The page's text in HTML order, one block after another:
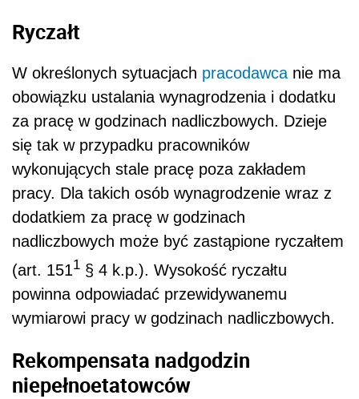
Ryczałt
W określonych sytuacjach pracodawca nie ma
obowiązku ustalania wynagrodzenia i dodatku
za pracę w godzinach nadliczbowych. Dzieje
się tak w przypadku pracowników
wykonujących stale pracę poza zakładem
pracy. Dla takich osób wynagrodzenie wraz z
dodatkiem za pracę w godzinach
nadliczbowych może być zastąpione ryczałtem
(art. 1511 § 4 k.p.). Wysokość ryczałtu
powinna odpowiadać przewidywanemu
wymiarowi pracy w godzinach nadliczbowych.
Rekompensata nadgodzin
niepełnoetatowców